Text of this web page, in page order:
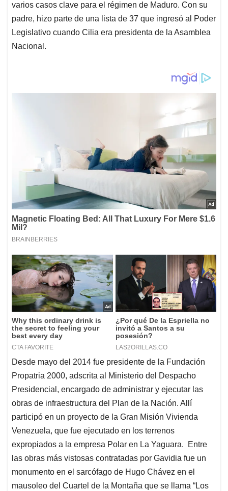
varios casos clave para el régimen de Maduro. Con su
padre, hizo parte de una lista de 37 que ingresó al Poder
Legislativo cuando Cilia era presidenta de la Asamblea
Nacional.
Desde mayo del 2014 fue presidente de la Fundación
Propatria 2000, adscrita al Ministerio del Despacho
Presidencial, encargado de administrar y ejecutar las
obras de infraestructura del Plan de la Nación. Allí
participó en un proyecto de la Gran Misión Vivienda
Venezuela, que fue ejecutado en los terrenos
expropiados a la empresa Polar en La Yaguara. Entre
las obras más vistosas contratadas por Gavidia fue un
monumento en el sarcófago de Hugo Chávez en el
mausoleo del Cuartel de la Montaña que se llama “Los